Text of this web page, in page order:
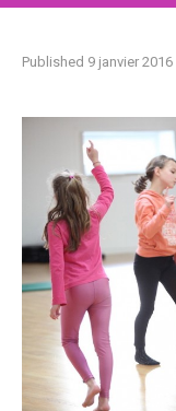
Published 9 janvier 2016